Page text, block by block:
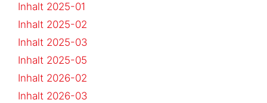
Inhalt 2025-01
Inhalt 2025-02
Inhalt 2025-03
Inhalt 2025-05
Inhalt 2026-02
Inhalt 2026-03